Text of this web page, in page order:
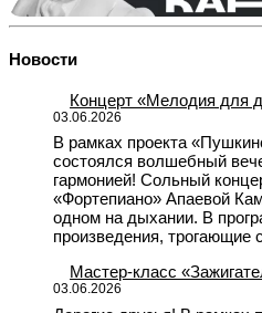
Новости
Концерт «Мелодия для
03.06.2026
В рамках проекта
состоялся волшебный
гармонией! Сольный
«Фортепиано» Апаевой
одном на дыхании. В
произведения, трогающие
Мастер-класс
03.06.2026